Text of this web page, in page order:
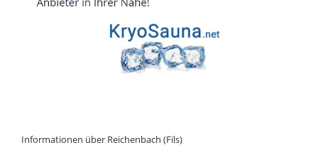
Informationen über Reichenbach (Fils)